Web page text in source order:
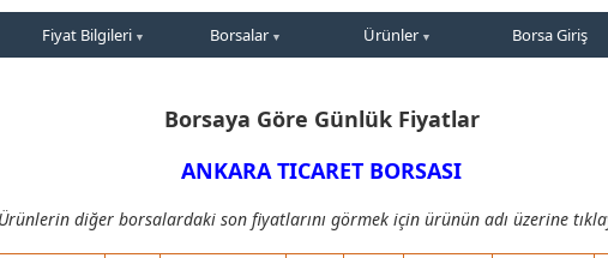
Fiyat Bilgileri Borsalar Ürünler Borsa Giriş
Borsaya Göre Günlük Fiyatlar
ANKARA TICARET BORSASI
Ürünlerin diğer borsalardaki son fiyatlarını görmek için ürünün adı üzerine